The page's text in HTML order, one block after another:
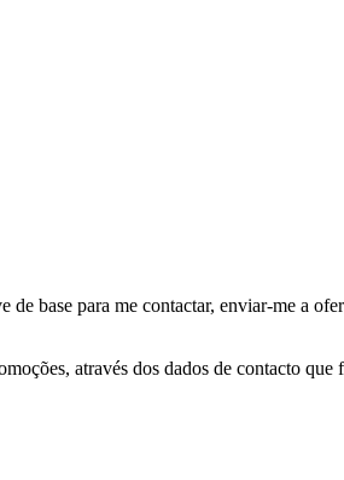
base para me contactar, enviar-me a
através dos dados de contacto que